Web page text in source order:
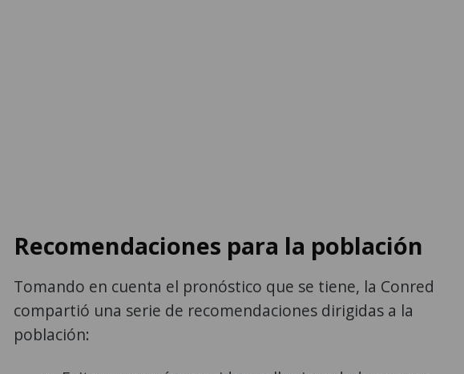
Recomendaciones para la población
Tomando en cuenta el pronóstico que se tiene, la Conred
compartió una serie de recomendaciones dirigidas a la
población: